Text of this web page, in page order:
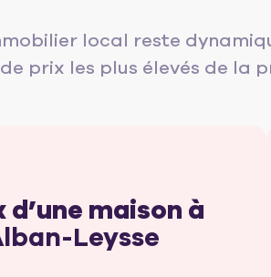
local reste
prix les plus élevés de la
d’une maison à
Leysse